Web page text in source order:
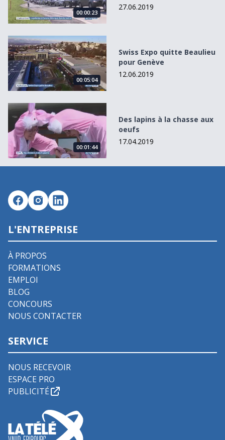
00:00:23
27.06.2019
Swiss Expo quitte Beaulieu pour Genève
00:05:04
Swiss Expo quitte Beaulieu
pour Genève
12.06.2019
Des lapins à la chasse aux oeufs
00:01:44
Des lapins à la chasse aux
oeufs
17.04.2019
L'ENTREPRISE
À PROPOS
FORMATIONS
EMPLOI
BLOG
CONCOURS
NOUS CONTACTER
SERVICE
NOUS RECEVOIR
ESPACE PRO
PUBLICITÉ